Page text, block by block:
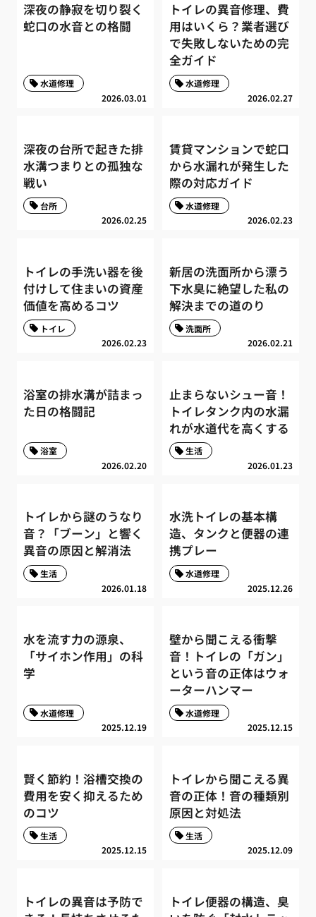
深夜の静寂を切り裂く
蛇口の水音との格闘
2026.03.01
水道修理
トイレの異音修理、費
用はいくら？業者選び
で失敗しないための完
全ガイド
2026.02.27
水道修理
深夜の台所で起きた排
水溝つまりとの孤独な
戦い
2026.02.25
台所
賃貸マンションで蛇口
から水漏れが発生した
際の対応ガイド
2026.02.23
水道修理
トイレの手洗い器を後
付けして住まいの資産
価値を高めるコツ
2026.02.23
トイレ
新居の洗面所から漂う
下水臭に絶望した私の
解決までの道のり
2026.02.21
洗面所
浴室の排水溝が詰まっ
た日の格闘記
2026.02.20
浴室
止まらないシュー音！
トイレタンク内の水漏
れが水道代を高くする
2026.01.23
生活
トイレから謎のうなり
音？「ブーン」と響く
異音の原因と解消法
2026.01.18
生活
水洗トイレの基本構
造、タンクと便器の連
携プレー
2025.12.26
水道修理
水を流す力の源泉、
「サイホン作用」の科
学
2025.12.19
水道修理
壁から聞こえる衝撃
音！トイレの「ガン」
という音の正体はウォ
ーターハンマー
2025.12.15
水道修理
賢く節約！浴槽交換の
費用を安く抑えるため
のコツ
2025.12.15
生活
トイレから聞こえる異
音の正体！音の種類別
原因と対処法
2025.12.09
生活
トイレの異音は予防で
トイレ便器の構造、臭